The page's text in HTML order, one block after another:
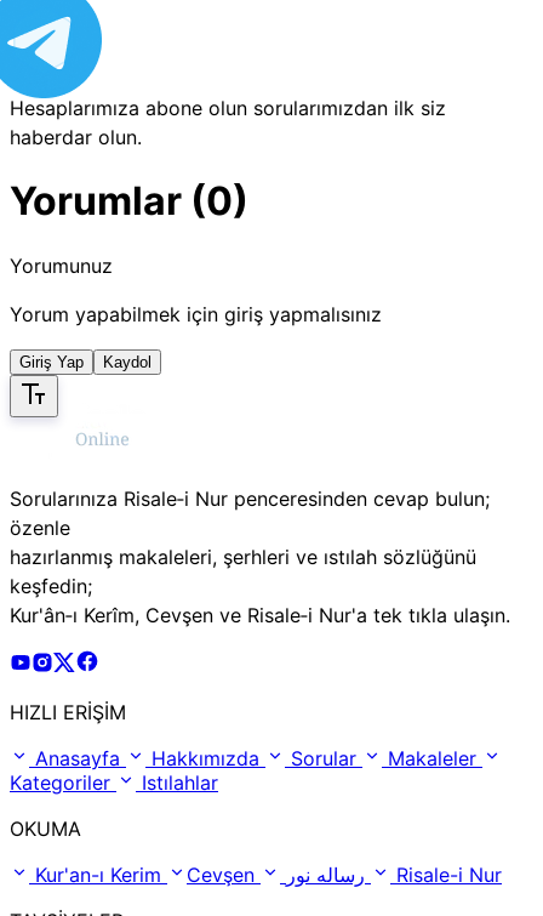
Hesaplarımıza abone olun sorularımızdan ilk siz
haberdar olun.
Yorumlar (0)
Yorumunuz
Yorum yapabilmek için giriş yapmalısınız
Giriş Yap Kaydol
Sorularınıza Risale‑i Nur penceresinden cevap bulun;
özenle
hazırlanmış makaleleri, şerhleri ve ıstılah sözlüğünü
keşfedin;
Kur'ân‑ı Kerîm, Cevşen ve Risale‑i Nur'a tek tıkla ulaşın.
Risale Online Youtube Hesabı
Risale Online Instagram Hesabı
Risale Online X Hesabı
HIZLI ERİŞİM
Anasayfa
Hakkımızda Sorular
Makaleler
Kategoriler
Istılahlar
OKUMA
Kur'an-ı Kerim
Cevşen
Risale-i Nur